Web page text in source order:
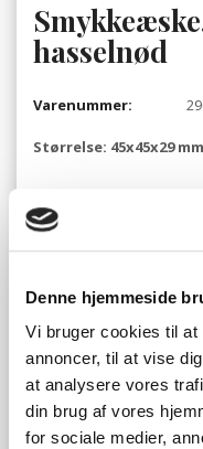
Denne hjemmeside
Vi bruger cookies til
annoncer, til at vise
at analysere vores
din brug af vores
for sociale medier,
hasselnød
Varenummer:
Størrelse: 45x45x29
klassiske kartonæske
leveres med et sort
Du får en meget
særdeles god pris.
Prisen inkluderer et
kliché.
Ønsker du æsken